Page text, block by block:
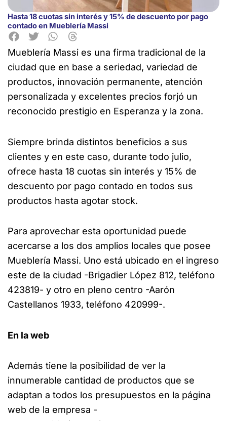
Hasta 18 cuotas sin interés y 15% de descuento por pago
contado en Mueblería Massi
Mueblería Massi es una firma tradicional de la
ciudad que en base a seriedad, variedad de
productos, innovación permanente, atención
personalizada y excelentes precios forjó un
reconocido prestigio en Esperanza y la zona.
Siempre brinda distintos beneficios a sus
clientes y en este caso, durante todo julio,
ofrece hasta 18 cuotas sin interés y 15% de
descuento por pago contado en todos sus
productos hasta agotar stock.
Para aprovechar esta oportunidad puede
acercarse a los dos amplios locales que posee
Mueblería Massi. Uno está ubicado en el ingreso
este de la ciudad -Brigadier López 812, teléfono
423819- y otro en pleno centro -Aarón
Castellanos 1933, teléfono 420999-.
En la web
Además tiene la posibilidad de ver la
innumerable cantidad de productos que se
adaptan a todos los presupuestos en la página
web de la empresa -